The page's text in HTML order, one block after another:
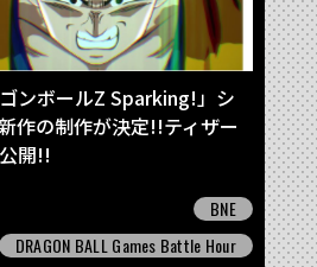
ンボールZ Sparking!」シ
作の制作が決定!!ティザー
開!!
BNE
DRAGON BALL Games Battle Hour